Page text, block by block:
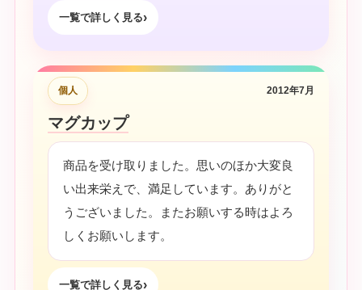
一覧で詳しく見る
個人 2012年7月
マグカップ
商品を受け取りました。思いのほか大変良
い出来栄えで、満足しています。ありがと
うございました。またお願いする時はよろ
しくお願いします。
一覧で詳しく見る